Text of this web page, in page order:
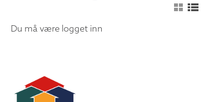
Du må være logget inn